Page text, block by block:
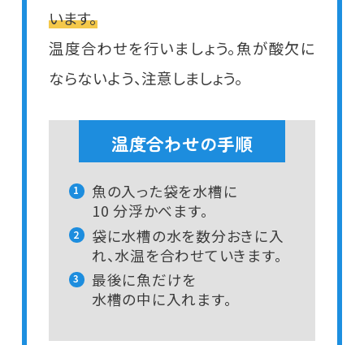
います。
温度合わせを行いましょう。魚が酸欠に
ならないよう、注意しましょう。
温度合わせの手順
1
魚の入った袋を水槽に
10 分浮かべます。
2
袋に水槽の水を数分おきに入
れ、水温を合わせていきます。
3
最後に魚だけを
水槽の中に入れます。